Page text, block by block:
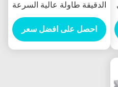
الدقيقة طاولة عالية السرعة
مبردة آلة الطرد المركزي
احصل على افضل سعر